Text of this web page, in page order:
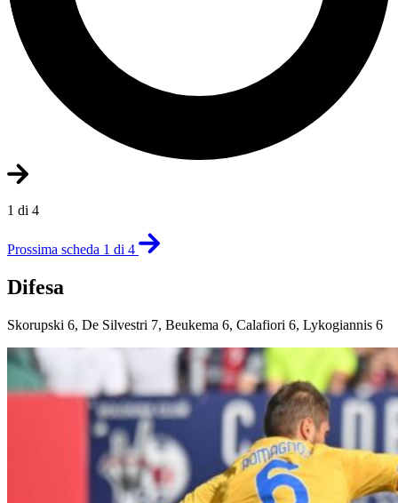
1 di 4
Prossima scheda 1 di 4
Difesa
Skorupski 6, De Silvestri 7, Beukema 6, Calafiori 6, Lykogiannis 6